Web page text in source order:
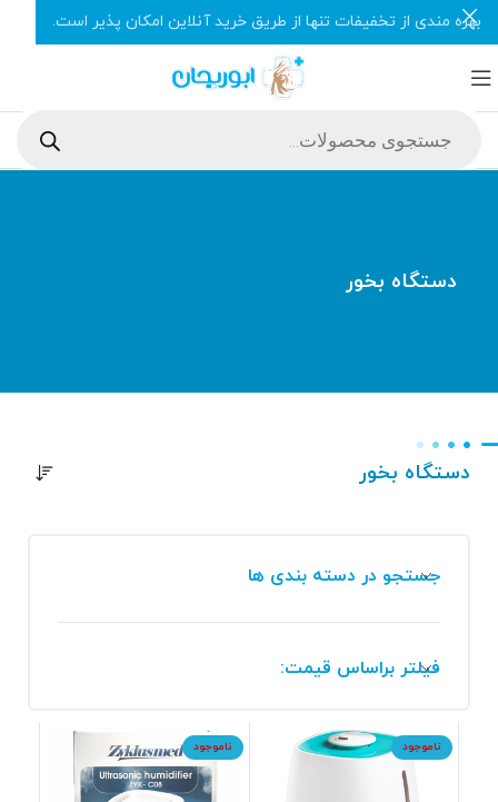
دستگاه بخور
دستگاه بخور
جستجو در دسته بندی ها
فیلتر براساس قیمت:
ناموجود ناموجود
بهره مندی از تخفیفات تنها از طریق خرید آنلاین امکان پذیر است.